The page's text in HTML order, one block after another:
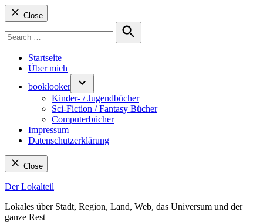
Close
for:
Search
Startseite
Über mich
booklooker
Kinder- / Jugendbücher
Sci-Fiction / Fantasy Bücher
Computerbücher
Impressum
Datenschutzerklärung
Close
Skip
content
Der Lokalteil
Lokales über Stadt, Region, Land, Web, das Universum und der
ganze Rest